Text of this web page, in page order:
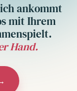
ankommt
mit Ihrem
Hand.